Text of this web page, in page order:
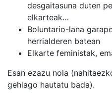
desgaitasuna duten
elkarteak…
Boluntario-lana
herrialderen batean
Elkarte feministak,
Esan ezazu nola
gehiago hautatu bada).